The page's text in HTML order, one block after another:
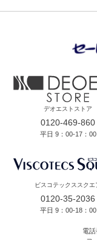
デオエストストア
0120-469-860
平日 9：00-17：00
ビスコテックススクエ
0120-35-2036
平日 9：00-18：00
電